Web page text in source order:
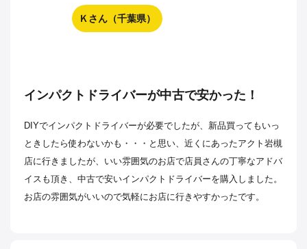
Ｋさん（千葉県）
インパクトドライバーが中古で安かった！
DIYでインパクトドライバーが必要でしたが、新品買ってもいっ
ときしたら使わないかも・・・と思い、近くにあったアクト岩槻
店に行きましたが、いい雰囲気のお店で店員さんの丁寧なアドバ
イスも頂き、中古で安いインパクトドライバーを購入しました。
お店の雰囲気がいいので気軽にお店に行きやすかったです。